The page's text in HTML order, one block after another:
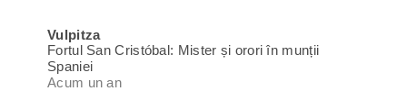
Vulpitza
Fortul San Cristóbal: Mister și orori în munții
Spaniei
Acum un an